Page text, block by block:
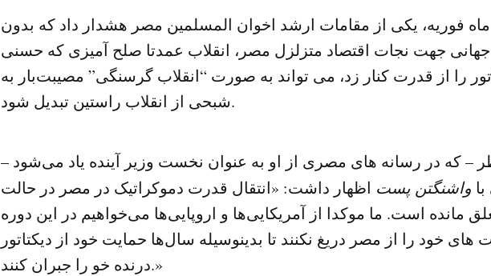
ماه فوریه، یکی از مقامات ارشد اخوان المسلمین مصر هشدار داد که بدون
جهت نجات اقتصاد متزلزل مصر، انقلاب عمدتا صلح آمیزی که حسنی
را از قدرت کنار زد، می تواند به صورت “انقلاب گرسنگی” مصیبت‌بار به
شبحی از انقلاب راستین تبدیل شود.
– که در رسانه های مصری از او به عنوان نخست وزیر آینده یاد می‌شود –
واشنگتن پست اظهار داشت: «انتقال قدرت دموکراتیک در مصر در حالت
مانده است. ما موکدا از آمریکایی‌ها و اروپایی‌ها می‌خواهیم در این دوره
های خود را از مصر دریغ نکنند تا بدینوسیله سال‌ها حمایت خود از دیکتاتور
درنده خو را جبران کنند.»